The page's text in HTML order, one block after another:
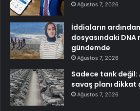
Ağustos 7, 2026
İddiaların
dosyasındaki
gündemde
Ağustos 7, 2026
Sadece tank değil:
savaş planı dikkat
Ağustos 7, 2026